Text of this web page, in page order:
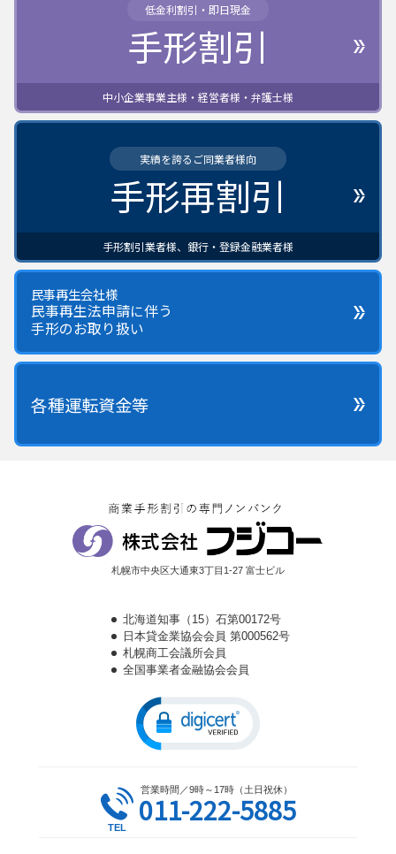
低金利割引・即日現金
手形割引
中小企業事業主様・経営者様・弁護士様
実績を誇るご同業者様向
手形再割引
手形割引業者様、銀行・登録金融業者様
民事再生会社様
民事再生法申請に伴う
手形のお取り扱い
各種運転資金等
札幌市中央区大通東3丁目1-27 富士ビル
北海道知事（15）石第00172号
日本貸金業協会会員 第000562号
札幌商工会議所会員
全国事業者金融協会会員
営業時間／9時～17時（土日祝休）
011-222-5885